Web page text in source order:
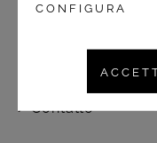
Diritto di recesso
Contatto
CONFIGURA